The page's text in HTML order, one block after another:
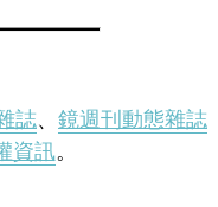
誌、 鏡週刊動態雜誌
資訊。